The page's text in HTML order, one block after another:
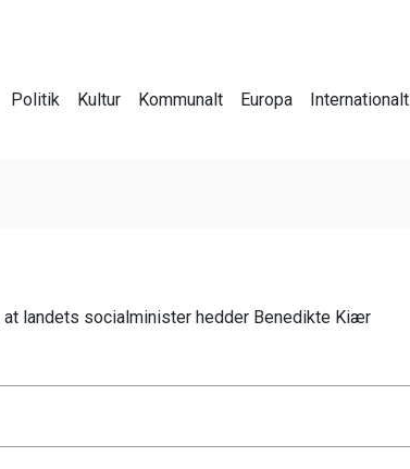
Politik Kultur Kommunalt Europa Internationalt
landets socialminister hedder Benedikte Kiær